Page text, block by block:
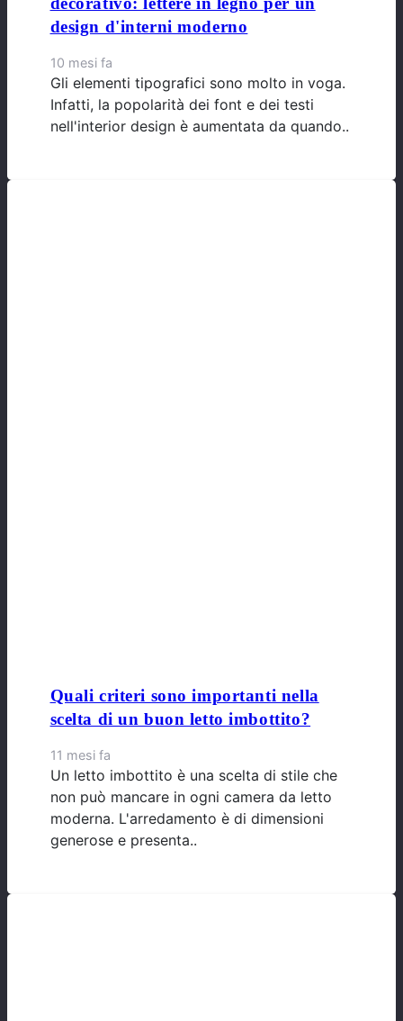
design d'interni moderno
10 mesi fa
Gli elementi tipografici sono molto in voga.
Infatti, la popolarità dei font e dei testi
nell'interior design è aumentata da quando..
Quali criteri sono importanti nella
scelta di un buon letto imbottito?
11 mesi fa
Un letto imbottito è una scelta di stile che
non può mancare in ogni camera da letto
moderna. L'arredamento è di dimensioni
generose e presenta..